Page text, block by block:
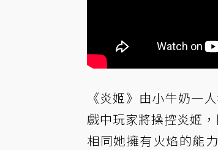
《炎姬》由小牛奶一
戲中玩家將操控炎姬
相同她擁有火焰的能